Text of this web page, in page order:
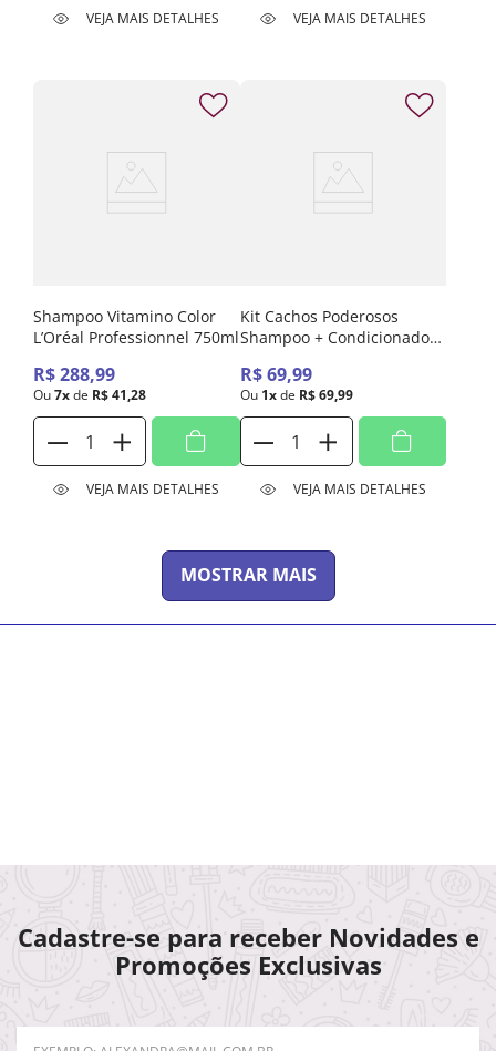
VEJA MAIS DETALHES VEJA MAIS DETALHES
Shampoo Vitamino Color
L’Oréal Professionnel 750ml
R$288,99
Ou7xde R$41,28
VEJA MAIS DETALHES
Kit Cachos Poderosos
Shampoo + Condicionador
R$ 69,99
Ou 1x de R$ 69,99
VEJA MAIS DETALHES
MOSTRAR MAIS
Cadastre-se para receber Novidades e
Promoções Exclusivas